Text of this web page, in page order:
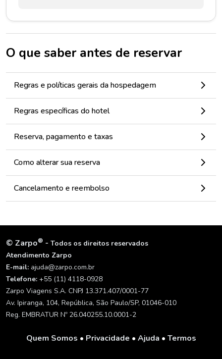
O que saber antes de reservar
Regras e políticas gerais da hospedagem
Regras específicas do hotel
Reserva, pagamento e taxas
Como alterar sua reserva
Cancelamento e reembolso
© Zarpo® - Todos os direitos reservados
Atendimento Zarpo
E-mail: ajuda@zarpo.com.br
Telefone: +55 (11) 4118-0928
Zarpo Viagens S.A. CNPJ 13.371.407/0001-77
Av. Ipiranga, 104, República, São Paulo/SP, 01046-010
Reg. EMBRATUR Nº 26.040255.10.0001-2
Quem Somos • Privacidade • Ajuda • Termos